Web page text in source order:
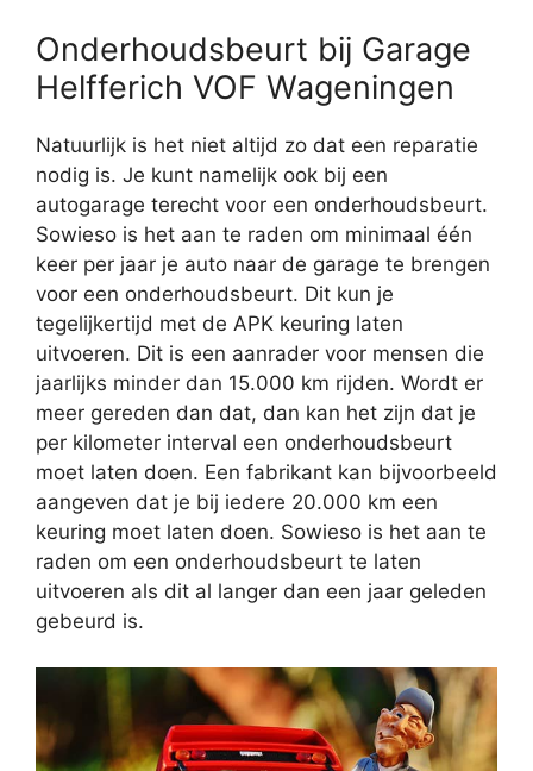
Onderhoudsbeurt bij Garage
Helfferich VOF Wageningen
Natuurlijk is het niet altijd zo dat een reparatie
nodig is. Je kunt namelijk ook bij een
autogarage terecht voor een onderhoudsbeurt.
Sowieso is het aan te raden om minimaal één
keer per jaar je auto naar de garage te brengen
voor een onderhoudsbeurt. Dit kun je
tegelijkertijd met de APK keuring laten
uitvoeren. Dit is een aanrader voor mensen die
jaarlijks minder dan 15.000 km rijden. Wordt er
meer gereden dan dat, dan kan het zijn dat je
per kilometer interval een onderhoudsbeurt
moet laten doen. Een fabrikant kan bijvoorbeeld
aangeven dat je bij iedere 20.000 km een
keuring moet laten doen. Sowieso is het aan te
raden om een onderhoudsbeurt te laten
uitvoeren als dit al langer dan een jaar geleden
gebeurd is.